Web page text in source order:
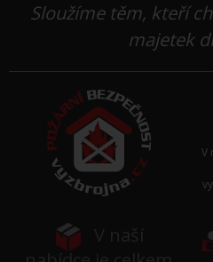
Sloužíme těm, kteří
majetek
V